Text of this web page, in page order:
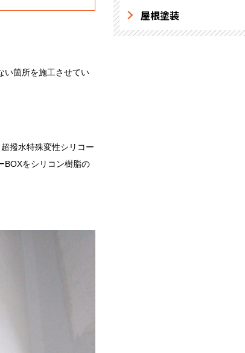
い箇所を施工させてい
撥水特殊変性シリコー
BOXをシリコン樹脂の
屋根塗装